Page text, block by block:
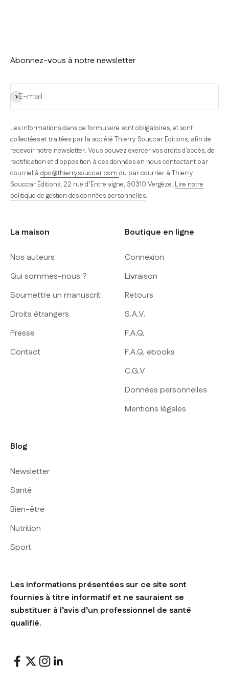
Abonnez-vous à notre newsletter
E-mail
S'inscrire
Les informations dans ce formulaire sont obligatoires, et sont
collectées et traitées par la société Thierry Souccar Editions, afin de
recevoir notre newsletter. Vous pouvez exercer vos droits d'accès, de
rectification et d'opposition à ces données en nous contactant par
courriel à dpo@thierrysouccar.com ou par courrier à Thierry
Souccar Editions, 22 rue d’Entre vigne, 30310 Vergèze. Lire notre
politique de gestion des données personnelles.
La maison
Nos auteurs
Qui sommes-nous ?
Soumettre un manuscrit
Droits étrangers
Presse
Contact
Boutique en ligne
Connexion
Livraison
Retours
S.A.V.
F.A.Q.
F.A.Q. ebooks
C.G.V
Données personnelles
Mentions légales
Blog
Newsletter
Santé
Bien-être
Nutrition
Sport
Les informations présentées sur ce site sont
fournies à titre informatif et ne sauraient se
substituer à l’avis d’un professionnel de santé
qualifié.